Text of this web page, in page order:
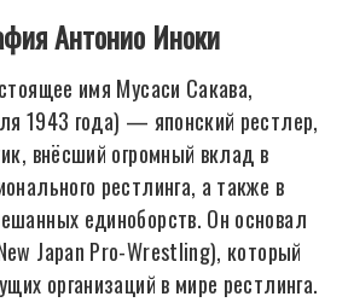
Антонио Иноки
имя Мусаси Сакава,
1943 года) — японский рестлер,
внёсший огромный вклад в
рестлинга, а также в
единоборств. Он основал
Japan Pro-Wrestling), который
организаций в мире рестлинга.